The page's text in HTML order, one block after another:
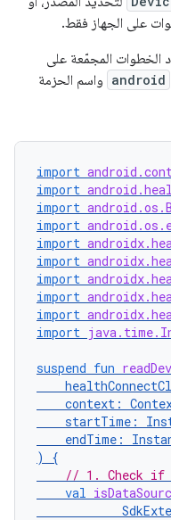
على الجهاز فقط.
الخطوات المجمّعة على
android واسم الحزمة
import
import
import
import
import
import
import
import
import
import
suspend fun
context :
startTime :
endTime :
)
{
// 1. Check if
val